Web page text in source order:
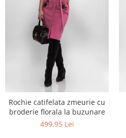
Rochie catifelata zmeurie cu
broderie florala la buzunare
499,95 Lei